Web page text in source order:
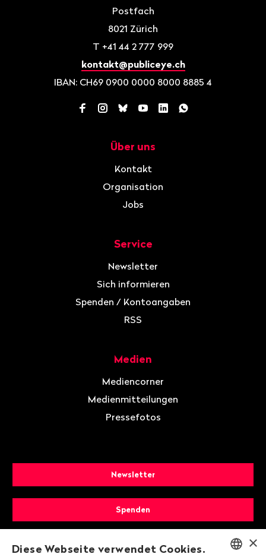
Postfach
8021 Zürich
T +41 44 2 777 999
kontakt@publiceye.ch
IBAN: CH69 0900 0000 8000 8885 4
Facebook
Instagram
BlueskyYouTube
LinkedInWhatsApp
Über uns
Kontakt
Organisation
Jobs
Service
Newsletter
Sich informieren
Spenden / Kontoangaben
RSS
Medien
Mediencorner
Medienmitteilungen
Pressefotos
Newsletter
Spenden
Mitglied werden ×
Diese Webseite verwendet Cookies.